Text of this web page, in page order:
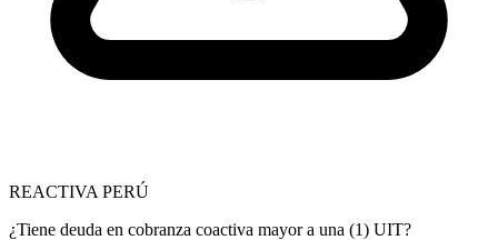
REACTIVA PERÚ
¿Tiene deuda en cobranza coactiva mayor a una (1) UIT?